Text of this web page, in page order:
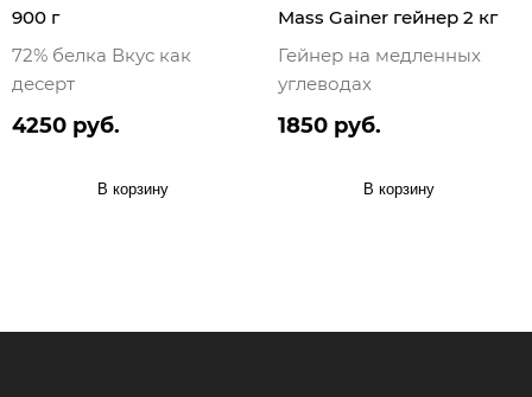
900 г
72% белка Вкус как
десерт
4250 руб.
В корзину
Mass Gainer гейнер 2 кг
Гейнер на медленных
углеводах
1850 руб.
В корзину